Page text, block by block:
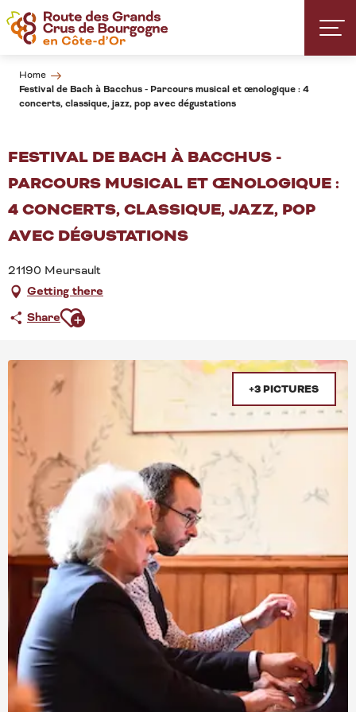
Aller
au
contenu
Home
Festival de Bach à Bacchus - Parcours musical et œnologique : 4
concerts, classique, jazz, pop avec dégustations
FESTIVAL DE BACH À BACCHUS -
PARCOURS MUSICAL ET ŒNOLOGIQUE :
4 CONCERTS, CLASSIQUE, JAZZ, POP
AVEC DÉGUSTATIONS
21190 Meursault
Getting there
ShareAjouter aux favoris
+3 PICTURES